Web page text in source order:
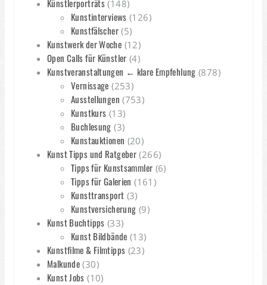
Künstlerporträts (148)
Kunstinterviews (126)
Kunstfälscher(5)
Kunstwerk der Woche (12)
Open Calls für Künstler (4)
Kunstveranstaltungen ← klare Empfehlung (878)
Vernissage (253)
Ausstellungen (753)
Kunstkurs (13)
Buchlesung (3)
Kunstauktionen (20)
Kunst Tipps und Ratgeber (266)
Tipps für Kunstsammler (6)
Tipps für Galerien (161)
Kunsttransport (3)
Kunstversicherung (9)
Kunst Buchtipps (33)
Kunst Bildbände (13)
Kunstfilme & Filmtipps (23)
Malkunde (30)
Kunst Jobs (10)